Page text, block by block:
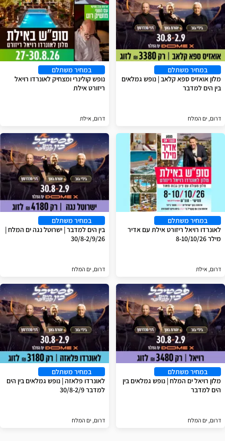
במחיר משתלם
מלון אואזיס ספא קלאב | נופש גמלאים
בין הים למדבר
דרום, ים המלח
במחיר משתלם
נופש קולינרי ומצחיק לאונרדו רויאל
ריזורט אילת
דרום, אילת
במחיר משתלם
לאונרדו רויאל ריזורט אילת עם אדיר
מילר 8-10/10/26
דרום, אילת
במחיר משתלם
בין הים למדבר | ישרוטל נגה ים המלח |
30/8-2/9/26
דרום, ים המלח
במחיר משתלם
מלון רויאל ים המלח | נופש גמלאים בין
הים למדבר
דרום, ים המלח
במחיר משתלם
לאונרדו פלאזה | נופש גמלאים בין הים
למדבר 30/8-2/9
דרום, ים המלח